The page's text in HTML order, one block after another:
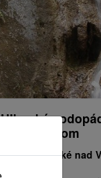
nad Váhom
kraj -Hlboké nad